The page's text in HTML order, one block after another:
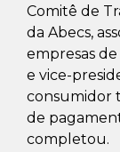
Comitê de
da Abecs,
empresas
e vice-
consumidor
de
completou.